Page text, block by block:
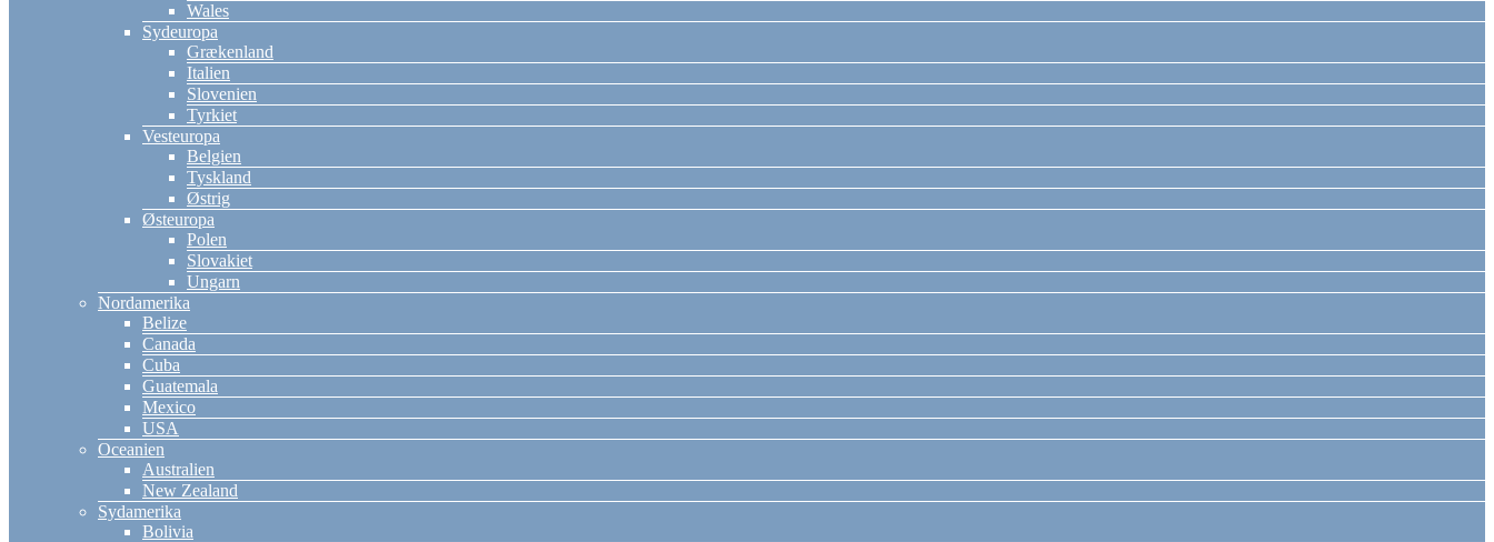
Wales
Sydeuropa
Grækenland
Italien
Slovenien
Tyrkiet
Vesteuropa
Belgien
Tyskland
Østrig
Østeuropa
Polen
Slovakiet
Ungarn
Nordamerika
Belize
Canada
Cuba
Guatemala
Mexico
USA
Oceanien
Australien
New Zealand
Sydamerika
Bolivia